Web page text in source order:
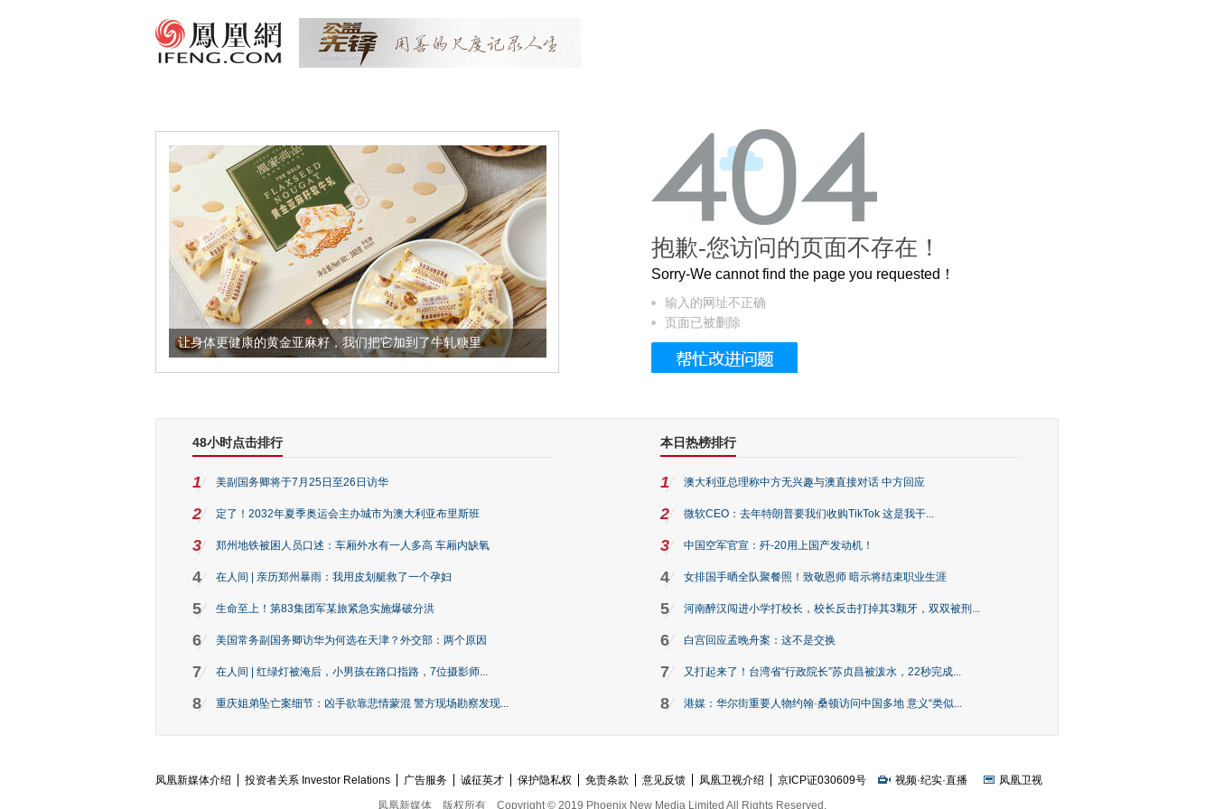
让身体更健康的黄金亚麻籽，我们把它加到了牛轧糖里 被列入佛家七宝的它到底有多美？
抱歉-您访问的页面不存在！
Sorry-We cannot find the page you requested！
输入的网址不正确
页面已被删除
48小时点击排行
1 美副国务卿将于7月25日至26日访华
2 定了！2032年夏季奥运会主办城市为澳大利亚布里斯班
3 郑州地铁被困人员口述：车厢外水有一人多高 车厢内缺氧
4 在人间 | 亲历郑州暴雨：我用皮划艇救了一个孕妇
5 生命至上！第83集团军某旅紧急实施爆破分洪
6 美国常务副国务卿访华为何选在天津？外交部：两个原因
7 在人间 | 红绿灯被淹后，小男孩在路口指路，7位摄影师...
8 重庆姐弟坠亡案细节：凶手欲靠悲情蒙混 警方现场勘察发现...
本日热榜排行
1 澳大利亚总理称中方无兴趣与澳直接对话 中方回应
2 微软CEO：去年特朗普要我们收购TikTok 这是我干...
3 中国空军官宣：歼-20用上国产发动机！
4 女排国手晒全队聚餐照！致敬恩师 暗示将结束职业生涯
5 河南醉汉闯进小学打校长，校长反击打掉其3颗牙，双双被刑...
6 白宫回应孟晚舟案：这不是交换
7 又打起来了！台湾省“行政院长”苏贞昌被泼水，22秒完成...
8 港媒：华尔街重要人物约翰·桑顿访问中国多地 意义“类似...
凤凰新媒体介绍 投资者关系 Investor Relations 广告服务 诚征英才 保护隐私权 免责条款 意见反馈 凤凰卫视介绍 京ICP证030609号 视频·纪实·直播
凤凰卫视
凤凰新媒体
版权所有 Copyright © 2019 Phoenix New Media Limited All Rights Reserved.